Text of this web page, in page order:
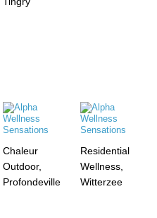
Chaleur
Outdoor,
Profondeville
Residential
Wellness,
Witterzee